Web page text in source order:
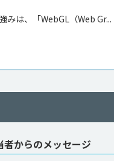
みは、「WebGL（Web Gr...
者からのメッセージ